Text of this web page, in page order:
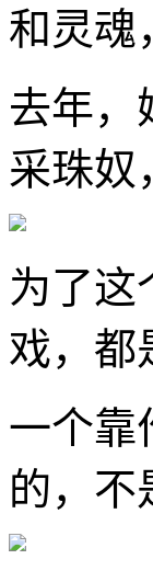
和灵魂
去年，
采珠奴
为了这
戏，都
一个靠
的，不